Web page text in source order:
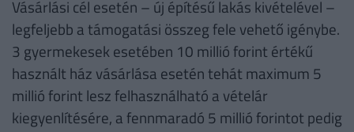
Vásárlási cél esetén – új építésű lakás kivételével –
legfeljebb a támogatási összeg fele vehető igénybe.
3 gyermekesek esetében 10 millió forint értékű
használt ház vásárlása esetén tehát maximum 5
millió forint lesz felhasználható a vételár
kiegyenlítésére, a fennmaradó 5 millió forintot pedig